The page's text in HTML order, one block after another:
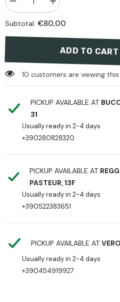
Decrease
quantity
for
Tactical
Equipment
Increase
quantity
for
Tactical
Subtotal: €80,00
ADD TO CART
10 customers are viewing
PICKUP AVAILABLE AT
31
Usually ready in 2-4 days
+390280828320
PICKUP AVAILABLE AT
PASTEUR, 13F
Usually ready in 2-4 days
+390522383651
PICKUP AVAILABLE AT
Usually ready in 2-4 days
+390454919927